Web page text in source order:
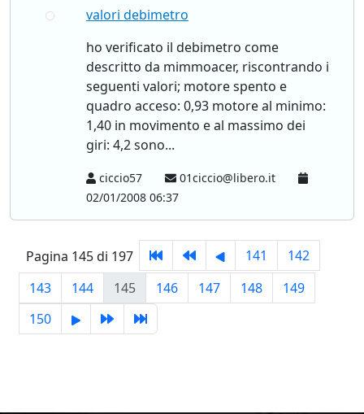
valori debimetro
ho verificato il debimetro come
descritto da mimmoacer, riscontrando i
seguenti valori; motore spento e
quadro acceso: 0,93 motore al minimo:
1,40 in movimento e al massimo dei
giri: 4,2 sono...
ciccio57
01ciccio@libero.it
02/01/2008 06:37
Pagina 145 di 197 141
142
143
144 145 146 147 148
149
150